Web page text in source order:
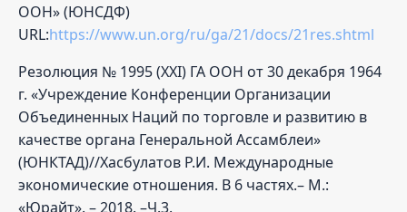
ООН» (ЮНСДФ)
URL:https://www.un.org/ru/ga/21/docs/21res.shtml
Резолюция № 1995 (XXI) ГА ООН от 30 декабря 1964
г. «Учреждение Конференции Организации
Объединенных Наций по торговле и развитию в
качестве органа Генеральной Ассамблеи»
(ЮНКТАД)//Хасбулатов Р.И. Международные
экономические отношения. В 6 частях.– М.:
«Юрайт». – 2018. –Ч.3.